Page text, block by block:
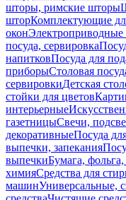
шторы, римские шторы
шторКомплектующие
окон
посуда, сервировка
напитковПосуда для
приборыСтоловая
сервировкиДетская
стойки для цветов
интерьерные
газетницыСвечи,
декоративныеПосуда
выпечки, запекания
выпечкиБумага,
химияСредства для
машинУниверсальные,